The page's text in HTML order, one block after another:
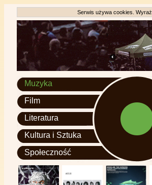
Serwis używa cookies.
Muzyka
Film
Literatura
Kultura i Sztuka
Społeczność